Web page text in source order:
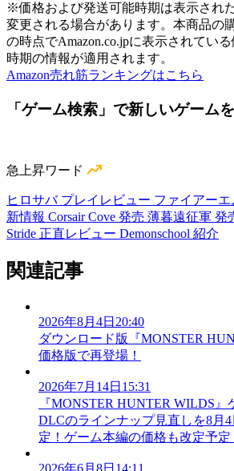
※価格および発送可能時期は表示され
変更される場合があります。本商品の
の時点でAmazon.co.jpに表示されてい
時期の情報が適用されます。
Amazon売れ筋ランキングはこちら
「ゲーム検索」で新しいゲーム
急上昇ワード
ヒロサバ プレイレビュー ファイアー
新情報 Corsair Cove 発売 薄暮遠征軍 発
Stride 正直レビュー Demonschool 紹介
関連記事
2026年8月4日20:40
ダウンロード版『MONSTER
価格版で再登場！
2026年7月14日15:31
『MONSTER HUNTER WILDS
DLCのラインナップ見直しを8月
定！ゲーム本編の価格も改定予定